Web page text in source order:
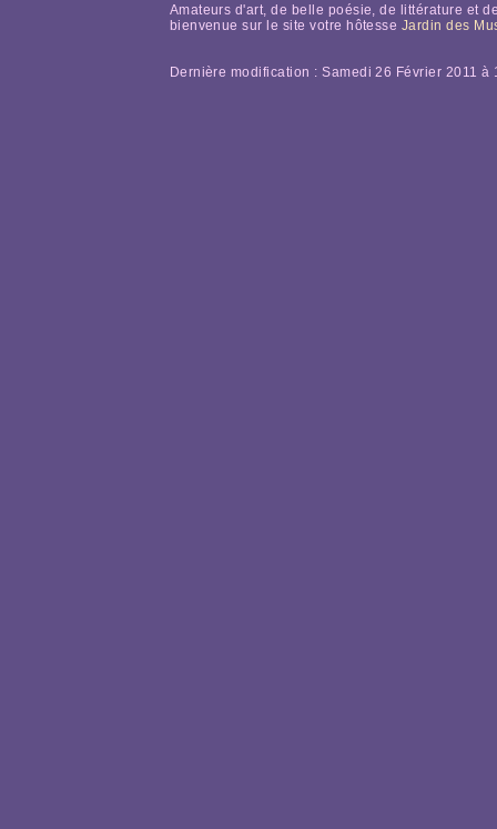
Amateurs d'art, de belle poésie, de littérature et
bienvenue sur le site votre hôtesse Jardin des
Dernière modification :Samedi 26 Février 2011 à